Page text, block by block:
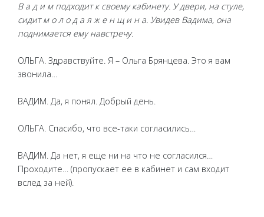
В а д и м подходит к своему кабинету. У двери, на стуле,
сидит м о л о д а я ж е н щ и н а. Увидев Вадима, она
поднимается ему навстречу.
ОЛЬГА. Здравствуйте. Я – Ольга Брянцева. Это я вам
звонила…
ВАДИМ. Да, я понял. Добрый день.
ОЛЬГА. Спасибо, что все-таки согласились…
ВАДИМ. Да нет, я еще ни на что не согласился…
Проходите… (пропускает ее в кабинет и сам входит
вслед за ней).